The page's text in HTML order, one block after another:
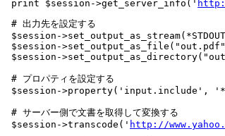
print $session->get_server_info('
# 出力先を設定する
$session-
$session-
$session-
# プロパティを設定する
$session->property('input.include',
# サーバー側で文書を取得して変換する
$session->transcode(' http://